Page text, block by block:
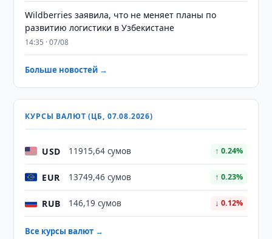
Wildberries заявила, что не меняет планы по
развитию логистики в Узбекистане
14:35 · 07/08
Больше новостей →
КУРСЫ ВАЛЮТ (ЦБ, 07.08.2026)
USD 11915,64 сумов ↑ 0.24%
EUR 13749,46 сумов ↑ 0.23%
RUB 146,19 сумов ↓ 0.12%
Все курсы валют →